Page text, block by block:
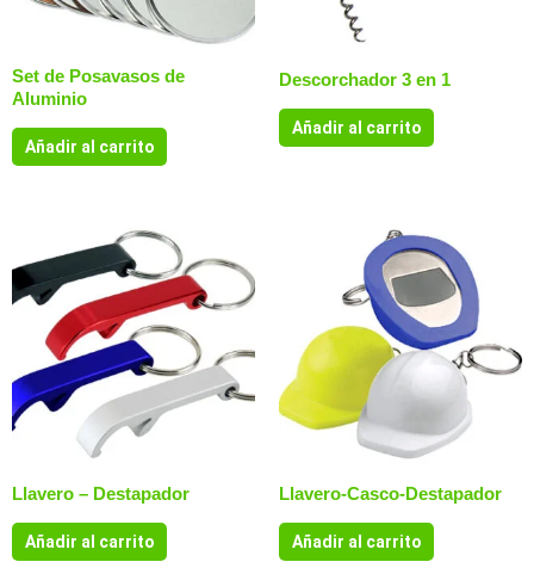
Set de Posavasos de
Aluminio
Añadir al carrito
Descorchador 3 en 1
Añadir al carrito
Llavero – Destapador
Añadir al carrito
Llavero-Casco-Destapador
Añadir al carrito